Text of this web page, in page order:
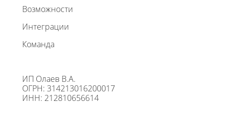
Возможности
Интеграции
Команда
ИП Олаев В.А.
ОГРН: 314213016200017
ИНН: 212810656614